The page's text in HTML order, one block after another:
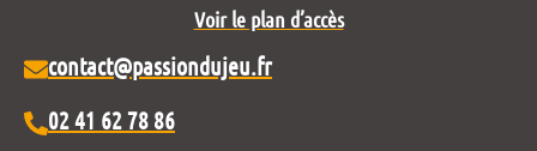
Voir le plan d’accès
contact@passiondujeu.fr
02 41 62 78 86